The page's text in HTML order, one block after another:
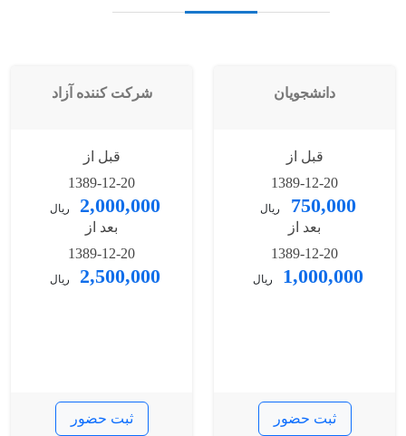
دانشجویان
قبل از
1389-12-20
750,000 ریال
بعد از
1389-12-20
1,000,000 ریال
ثبت حضور
شرکت کننده آزاد
قبل از
1389-12-20
2,000,000 ریال
بعد از
1389-12-20
2,500,000 ریال
ثبت حضور